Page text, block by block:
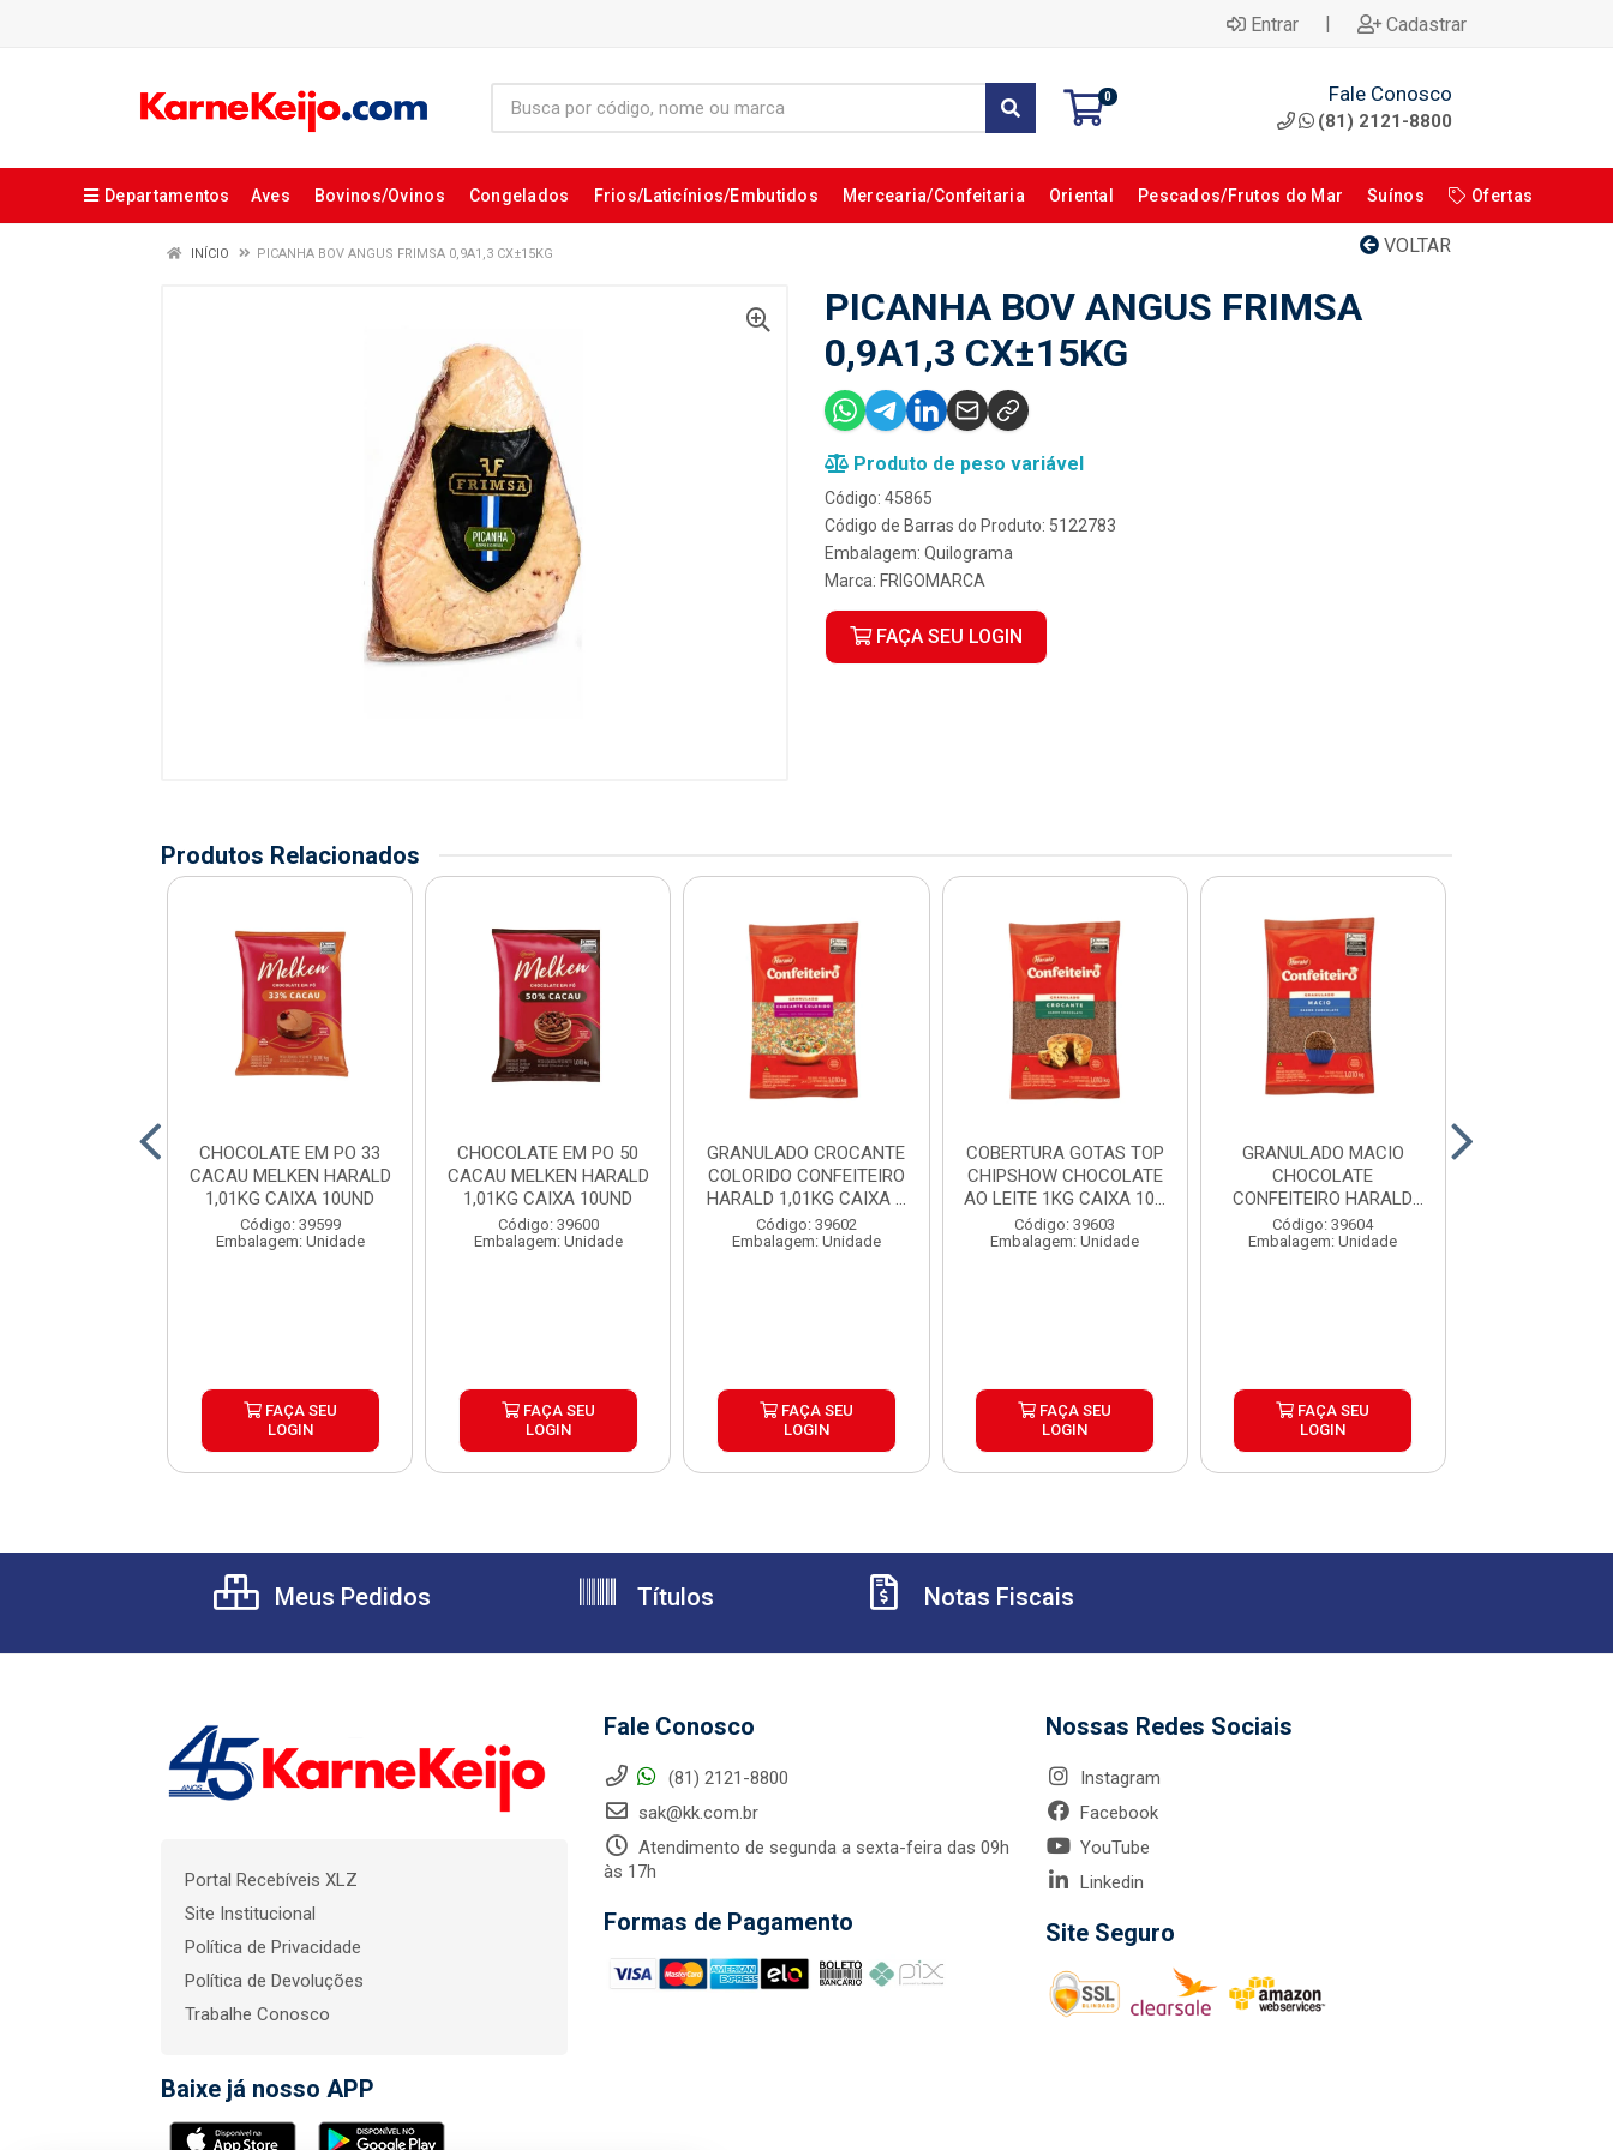
Entrar | Cadastrar
0 Fale Conosco
(81) 2121-8800
Departamentos Aves Bovinos/Ovinos Congelados Frios/Laticínios/Embutidos Mercearia/Confeitaria Oriental Pescados/Frutos do Mar Suínos Ofertas
VOLTAR
INÍCIO PICANHA BOV ANGUS FRIMSA 0,9A1,3 CX±15KG
PICANHA BOV ANGUS FRIMSA
0,9A1,3 CX±15KG
Produto de peso variável
Código: 45865
Código de Barras do Produto: 5122783
Embalagem: Quilograma
Marca: FRIGOMARCA
FAÇA SEU LOGIN
Produtos Relacionados
CHOCOLATE EM PO 33
CACAU MELKEN HARALD
1,01KG CAIXA 10UND
Código: 39599
Embalagem: Unidade
FAÇA SEU
LOGIN
CHOCOLATE EM PO 50
CACAU MELKEN HARALD
1,01KG CAIXA 10UND
Código: 39600
Embalagem: Unidade
FAÇA SEU
LOGIN
GRANULADO CROCANTE
COLORIDO CONFEITEIRO
HARALD 1,01KG CAIXA ...
Código: 39602
Embalagem: Unidade
FAÇA SEU
LOGIN
COBERTURA GOTAS TOP
CHIPSHOW CHOCOLATE
AO LEITE 1KG CAIXA 10...
Código: 39603
Embalagem: Unidade
FAÇA SEU
LOGIN
GRANULADO MACIO
CHOCOLATE
CONFEITEIRO HARALD
1,01KG CAIXA 10...
Código: 39604
Embalagem: Unidade
FAÇA SEU
LOGIN
Meus Pedidos Títulos Notas Fiscais
Portal Recebíveis XLZ
Site Institucional
Política de Privacidade
Política de Devoluções
Trabalhe Conosco
Baixe já nosso APP
Fale Conosco
(81) 2121-8800
sak@kk.com.br
Atendimento de segunda a sexta-feira das 09h
às 17h
Formas de Pagamento
Nossas Redes Sociais
Instagram
Facebook
YouTube
Linkedin
Site Seguro